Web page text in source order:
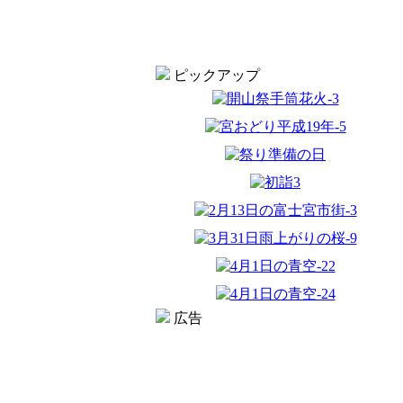
ピックアップ
広告